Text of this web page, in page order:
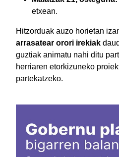
etxean.
Hitzorduak auzo horietan
arrasatear orori irekiak
guztiak animatu nahi ditu
herriaren etorkizuneko
partekatzeko.